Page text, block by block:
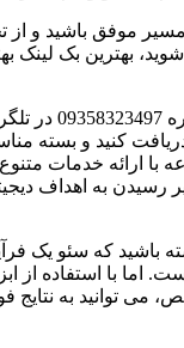
مسیر موفق باشید و
بهترین بک لینک
با تماس از
کنید و بسته
با ارائه خدمات
رسیدن به اهداف
باشید که سئو یک
اما با استفاده از
می توانید به نتایج